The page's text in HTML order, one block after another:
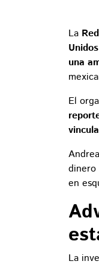
La
una
El
dinero
en
La